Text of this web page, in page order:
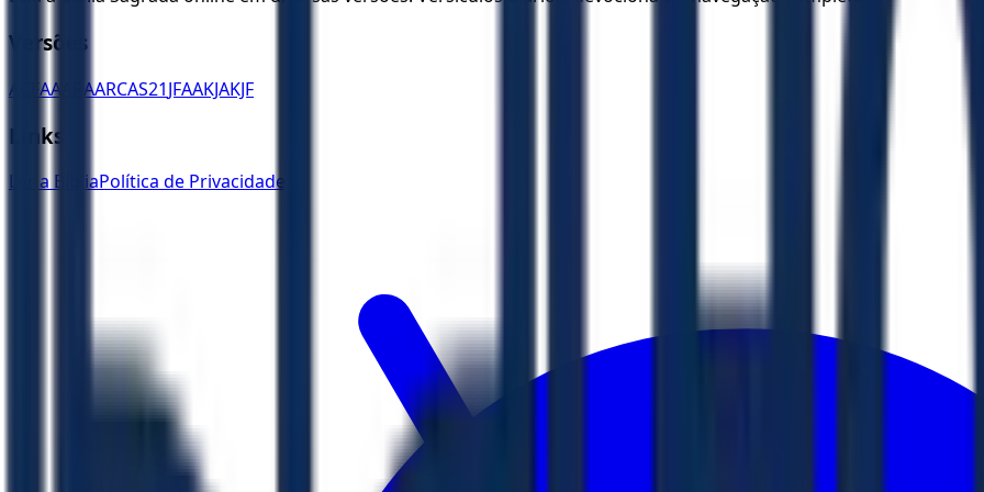
Versões
ACFAA ARAARCAS21JFAAKJAKJF
Links
Ler a BíbliaPolítica de Privacidade